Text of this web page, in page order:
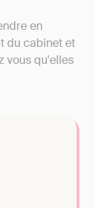
en
du cabinet et
vous qu'elles